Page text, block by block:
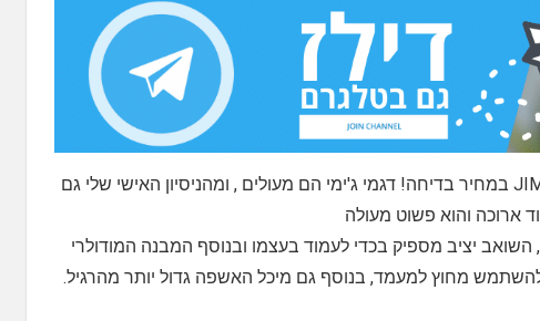
לא זוכר מחיר כזה, שואב אבק אלחוטי עומד JIMMY JV71 במחיר בדיחה! דגמי ג'ימי הם מעולים , ומהניסיון האישי שלי גם
יציב מספיק בכדי לעמוד בעצמו ובנוסף המבנה המודולרי
מחוץ למעמד, בנוסף גם מיכל האשפה גדול יותר מהרגיל.